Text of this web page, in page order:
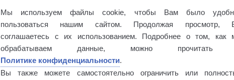
Мы используем файлы cookie, чтобы Вам было
пользоваться нашим сайтом. Продолжая просмотр,
соглашаетесь с их использованием. Подробнее о том, как
обрабатываем данные, можно прочитать
Политике конфиденциальности.
Вы также можете самостоятельно ограничить или